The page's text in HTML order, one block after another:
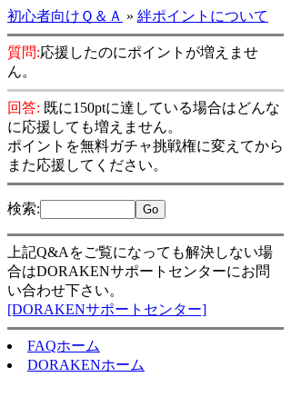
初心者向けＱ＆Ａ » 絆ポイントについて
質問:応援したのにポイントが増えませ
ん。
回答: 既に150ptに達している場合はどんな
に応援しても増えません。
ポイントを無料ガチャ挑戦権に変えてから
また応援してください。
検索:
上記Q&Aをご覧になっても解決しない場
合はDORAKENサポートセンターにお問
い合わせ下さい。
[DORAKENサポートセンター]
FAQホーム
DORAKENホーム